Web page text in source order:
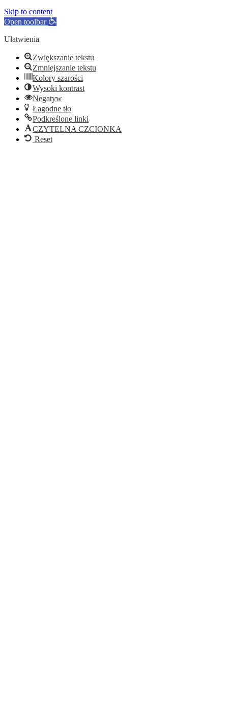
Skip to content
Open toolbar
Ułatwienia
Zwiększanie tekstu
Zmniejszanie tekstu
Kolory szarości
Wysoki kontrast
Negatyw
Łagodne tło
Podkreślone linki
CZYTELNA CZCIONKA
Reset